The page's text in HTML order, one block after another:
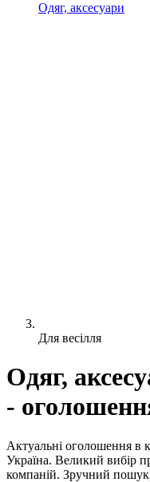
Одяг, аксесуари
Для весілля
Одяг,
-
Актуальні оголошення в
Україна. Великий вибір
компаній. Зручний пошук,